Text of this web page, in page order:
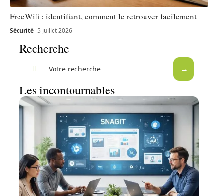
FreeWifi : identifiant, comment le retrouver facilement
Sécurité 5 juillet 2026
Recherche
Les incontournables